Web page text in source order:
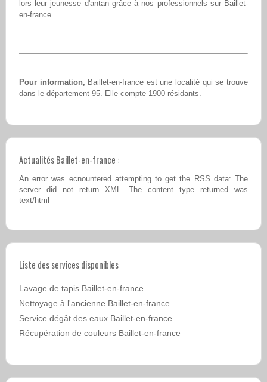
lors leur jeunesse d'antan grâce à nos professionnels sur Baillet-
en-france.
Pour information, Baillet-en-france est une localité qui se trouve
dans le département 95. Elle compte 1900 résidants.
Actualités Baillet-en-france :
An error was ecnountered attempting to get the RSS data: The
server did not return XML. The content type returned was
text/html
Liste des services disponibles
Lavage de tapis Baillet-en-france
Nettoyage à l'ancienne Baillet-en-france
Service dégât des eaux Baillet-en-france
Récupération de couleurs Baillet-en-france